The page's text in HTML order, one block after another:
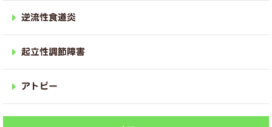
逆流性食道炎
起立性調節障害
アトピー